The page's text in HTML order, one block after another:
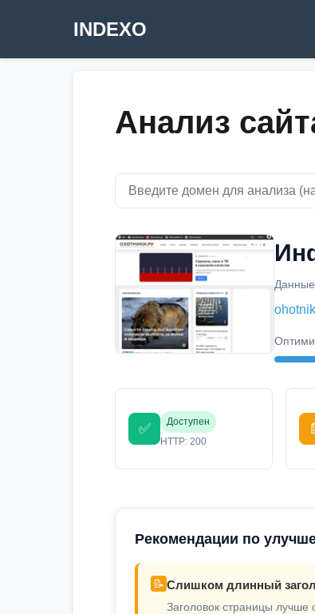
INDEXO
Анализ
✅
Доступен
HTTP: 200
Рекомендации по
📝 Слишком длинный
Заголовок страницы лучше